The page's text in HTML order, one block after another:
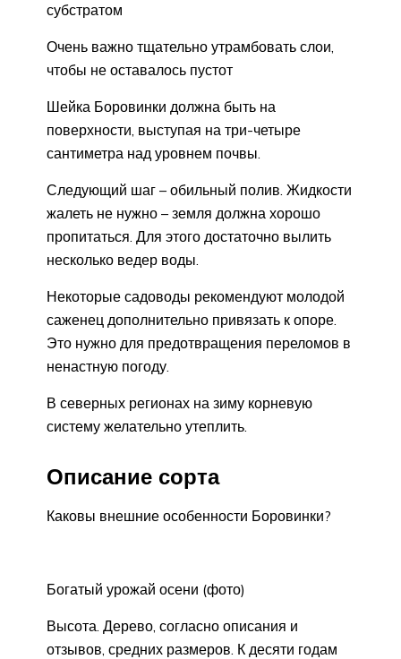
субстратом
Очень важно тщательно утрамбовать слои,
чтобы не оставалось пустот
Шейка Боровинки должна быть на
поверхности, выступая на три-четыре
сантиметра над уровнем почвы.
Следующий шаг – обильный полив. Жидкости
жалеть не нужно – земля должна хорошо
пропитаться. Для этого достаточно вылить
несколько ведер воды.
Некоторые садоводы рекомендуют молодой
саженец дополнительно привязать к опоре.
Это нужно для предотвращения переломов в
ненастную погоду.
В северных регионах на зиму корневую
систему желательно утеплить.
Описание сорта
Каковы внешние особенности Боровинки?
Богатый урожай осени (фото)
Высота. Дерево, согласно описания и
отзывов, средних размеров. К десяти годам